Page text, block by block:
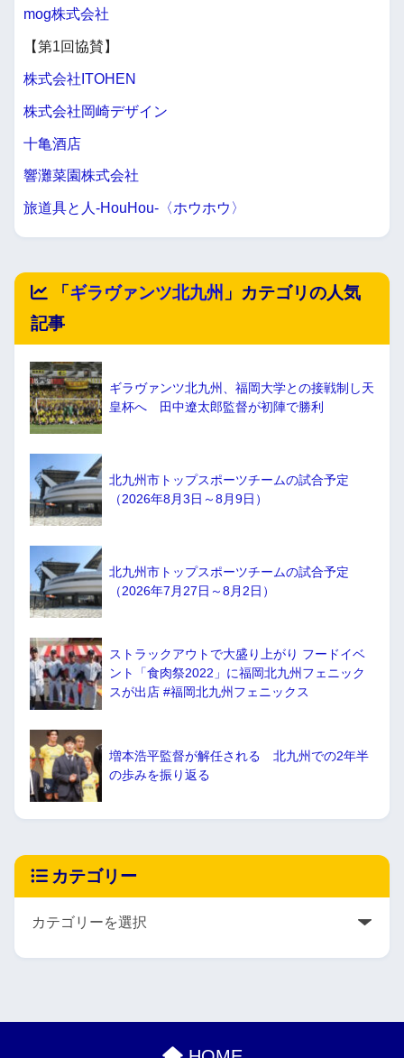
mog株式会社
【第1回協賛】
株式会社ITOHEN
株式会社岡崎デザイン
十亀酒店
響灘菜園株式会社
旅道具と人-HouHou-〈ホウホウ〉
「 ギラヴァンツ北九州 」カテゴリの人気
記事
ギラヴァンツ北九州、福岡大学との接戦制し天
皇杯へ 田中遼太郎監督が初陣で勝利
北九州市トップスポーツチームの試合予定
（2026年8月3日～8月9日）
北九州市トップスポーツチームの試合予定
（2026年7月27日～8月2日）
ストラックアウトで大盛り上がり フードイベ
ント「食肉祭2022」に福岡北九州フェニック
スが出店 #福岡北九州フェニックス
増本浩平監督が解任される 北九州での2年半
の歩みを振り返る
カテゴリー